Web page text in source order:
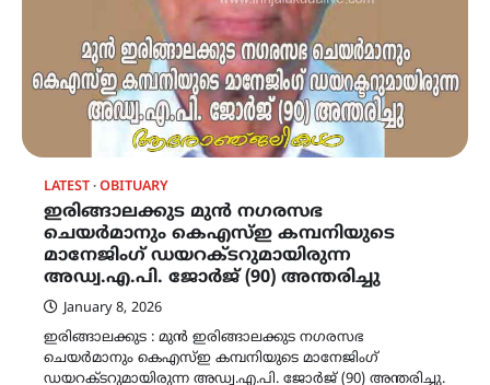
LATEST OBITUARY
ഇരിങ്ങാലക്കുട മുന്‍ നഗരസഭ
ചെയര്‍മാനും കെഎസ്ഇ കമ്പനിയുടെ
മാനേജിംഗ് ഡയറക്ടറുമായിരുന്ന
അഡ്വ.എ.പി. ജോര്‍ജ് (90) അന്തരിച്ചു
January 8, 2026
ഇരിങ്ങാലക്കുട : മുന്‍ ഇരിങ്ങാലക്കുട നഗരസഭ
ചെയര്‍മാനും കെഎസ്ഇ കമ്പനിയുടെ മാനേജിംഗ്
ഡയറക്ടറുമായിരുന്ന അഡ്വ.എ.പി. ജോര്‍ജ് (90) അന്തരിച്ചു.